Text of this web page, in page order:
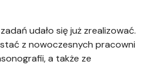
udało się już zrealizować.
z nowoczesnych pracowni
a także ze